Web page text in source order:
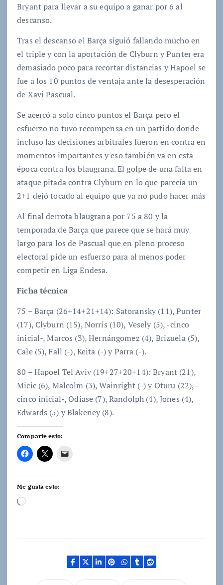
Bryant para llevar a su equipo a ganar por 6 al
descanso.
Tras el descanso el Barça siguió fallando mucho en
el triple y con la aportación de Clyburn y Punter era
demasiado poco para recortar distancias y Hapoel se
fue a los 10 puntos de ventaja ante la desesperación
de Xavi Pascual.
Se acercó a solo cinco puntos el Barça pero el
esfuerzo no tuvo recompensa en un partido donde
incluso las decisiones arbitrales fueron en contra en
momentos importantes y eso también va en esta
época contra los blaugrana. El golpe de una falta en
ataque pitada contra Clyburn en lo que parecía un
2+1 dejó tocado al equipo que ya no pudo hacer más
Al final derrota blaugrana por 75 a 80 y la
temporada de Barça que parece que se hará muy
largo para los de Pascual que en pleno proceso
electoral pide un esfuerzo para al menos poder
competir en Liga Endesa.
Ficha técnica
75 – Barça (26+14+21+14): Satoransky (11), Punter
(17), Clyburn (15), Norris (10), Vesely (5), -cinco
inicial-, Marcos (3), Hernángomez (4), Brizuela (5),
Cale (5), Fall (-), Keita (-) y Parra (-).
80 – Hapoel Tel Aviv (19+27+20+14): Bryant (21),
Micic (6), Malcolm (3), Wainright (-) y Oturu (22), -
cinco inicial-, Odiase (7), Randolph (4), Jones (4),
Edwards (5) y Blakeney (8).
Comparte esto:
Me gusta esto:
C
g